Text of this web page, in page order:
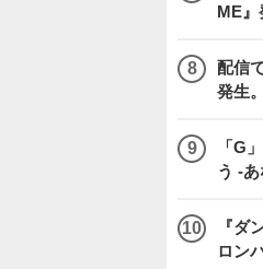
ME』
配信
発生
「G
う -
『ダ
ロン